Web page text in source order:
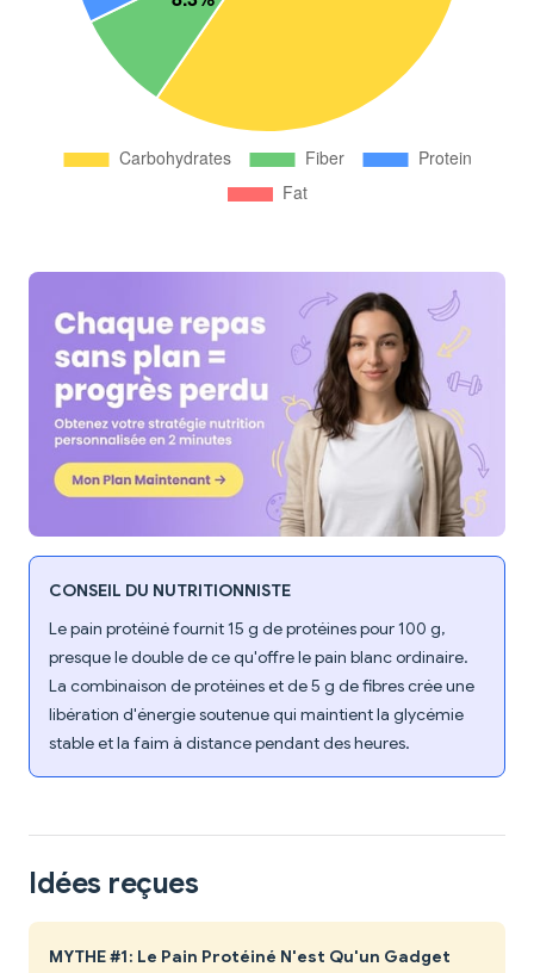
CONSEIL DU NUTRITIONNISTE
Le pain protéiné fournit 15 g de protéines pour 100 g,
presque le double de ce qu'offre le pain blanc ordinaire.
La combinaison de protéines et de 5 g de fibres crée une
libération d'énergie soutenue qui maintient la glycémie
stable et la faim à distance pendant des heures.
Idées reçues
MYTHE #1: Le Pain Protéiné N'est Qu'un Gadget